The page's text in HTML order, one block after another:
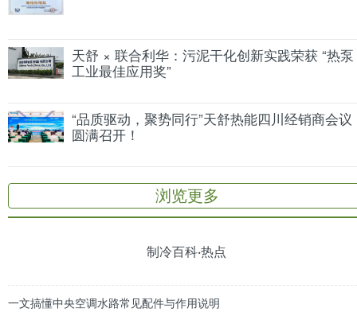
天舒 × 联合利华：污泥干化创新实践荣获 “热泵
工业最佳应用奖”
“品质驱动，聚势同行”天舒热能四川经销商会议
圆满召开！
浏览更多
制冷百科·热点
一文搞懂中央空调水路常见配件与作用说明